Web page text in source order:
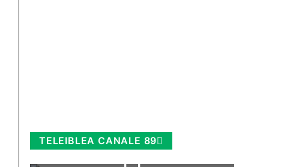
TELEIBLEA CANALE 89